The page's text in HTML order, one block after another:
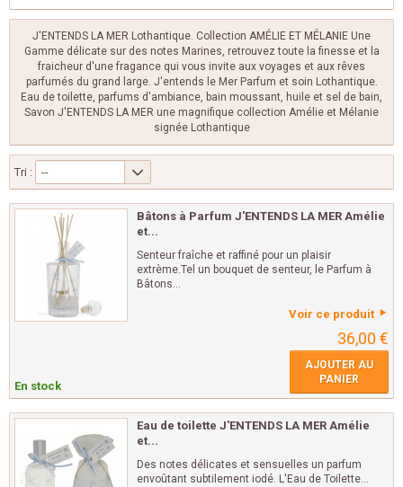
J'ENTENDS LA MER Lothantique. Collection AMÉLIE ET MÉLANIE Une
Gamme délicate sur des notes Marines, retrouvez toute la finesse et la
fraicheur d'une fragance qui vous invite aux voyages et aux rêves
parfumés du grand large. J'entends le Mer Parfum et soin Lothantique.
Eau de toilette, parfums d'ambiance, bain moussant, huile et sel de bain,
Savon J'ENTENDS LA MER une magnifique collection Amélie et Mélanie
signée Lothantique
Tri : --
Bâtons à Parfum J'ENTENDS LA MER Amélie
et...
Senteur fraîche et raffiné pour un plaisir
extrème.Tel un bouquet de senteur, le Parfum à
Bâtons...
Voir ce produit
36,00 €
En stock
AJOUTER AU
PANIER
Eau de toilette J'ENTENDS LA MER Amélie
et...
Des notes délicates et sensuelles un parfum
envoûtant subtilement iodé. L'Eau de Toilette...